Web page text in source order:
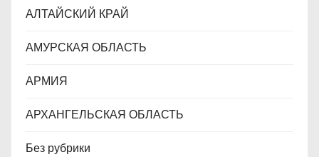
я
м
АЛТАЙСКИЙ КРАЙ
АМУРСКАЯ ОБЛАСТЬ
АРМИЯ
АРХАНГЕЛЬСКАЯ ОБЛАСТЬ
Без рубрики